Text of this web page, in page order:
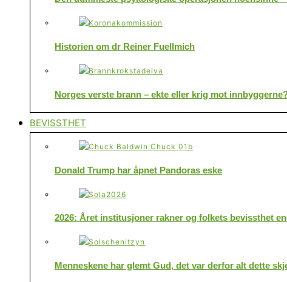
Historien om dr Reiner Fuellmich
Norges verste brann – ekte eller krig mot
BEVISSTHET
Donald Trump har åpnet Pandoras eske
2026: Året institusjoner rakner og folkets bevissthet
Menneskene har glemt Gud, det var derfor alt dette